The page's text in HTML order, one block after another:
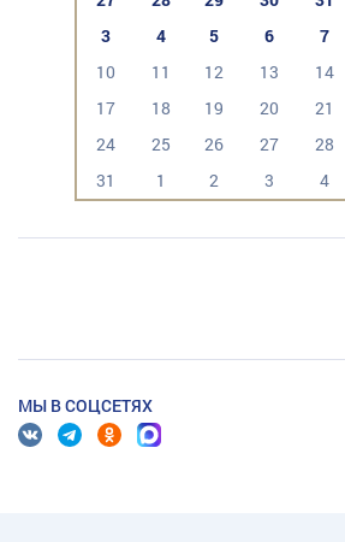
3
4 5 6 7
10
11 12 13 14
17
18 19 20 21
24
25 26 27 28
31
1 2 3 4
МЫ В СОЦСЕТЯХ